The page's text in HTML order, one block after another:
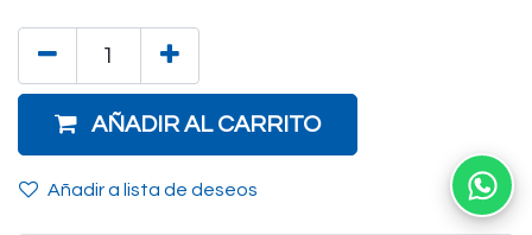
AÑADIR AL CARRITO
Añadir a lista de deseos